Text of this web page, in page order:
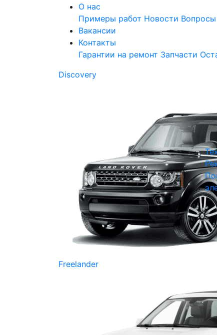
О нас
Примеры работ Новости
Вакансии
Контакты
Гарантии на ремонт Запчасти
Discovery
Freelander